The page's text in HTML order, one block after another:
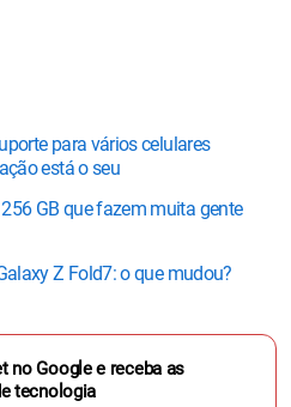
para vários celulares
está o seu
GB que fazem muita gente
Z Fold7: o que mudou?
no Google e receba as
tecnologia